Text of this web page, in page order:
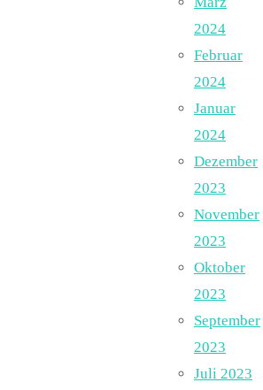
2024
Februar
2024
Januar
2024
Dezember
2023
November
2023
Oktober
2023
September
2023
Juli 2023